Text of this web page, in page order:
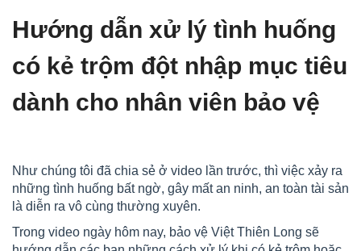
Hướng dẫn xử lý tình huống
có kẻ trộm đột nhập mục tiêu
dành cho nhân viên bảo vệ
Như chúng tôi đã chia sẻ ở video lần trước, thì việc xảy ra
những tình huống bất ngờ, gây mất an ninh, an toàn tài sản
là diễn ra vô cùng thường xuyên.
Trong video ngày hôm nay, bảo vệ Việt Thiên Long sẽ